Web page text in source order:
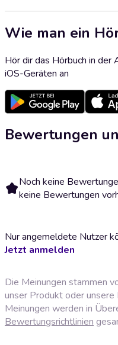
Wie man ein
Hör dir das Hörbuch in
iOS-Geräten an
Bewertungen
Noch keine
keine Bewertungen
Nur angemeldete Nutzer
Jetzt anmelden
Die Meinungen stammen
unser Produkt oder
Meinungen werden in
Bewertungsrichtlinien